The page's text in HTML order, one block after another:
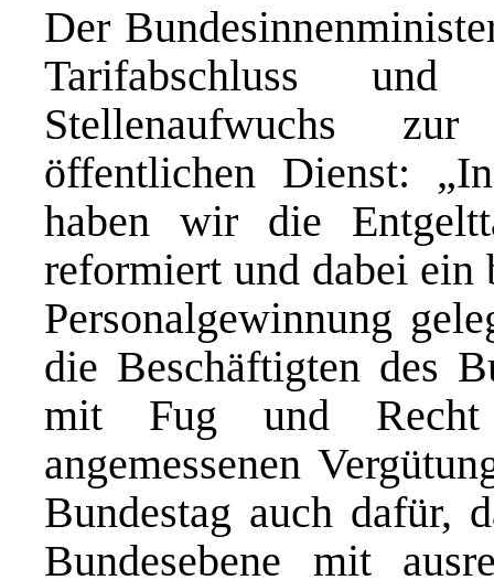
Der
Tarifabschluss
Stellenaufwuchs
öffentlichen Dienst:
haben wir die
reformiert und dabei ein
Personalgewinnung
die Beschäftigten des
mit Fug und
angemessenen
Bundestag auch dafür,
Bundesebene mit